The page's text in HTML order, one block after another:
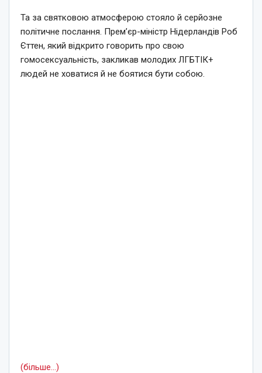
Та за святковою атмосферою стояло й серйозне
політичне послання. Прем’єр-міністр Нідерландів Роб
Єттен, який відкрито говорить про свою
гомосексуальність, закликав молодих ЛГБТІК+
людей не ховатися й не боятися бути собою.
(більше…)